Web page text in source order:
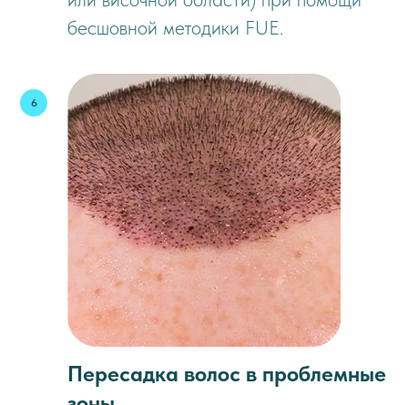
бесшовной методики FUE.
Пересадка волос в проблемные